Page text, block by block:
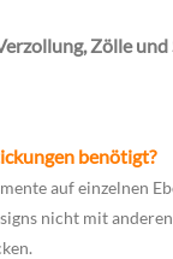
Zölle
benötigt?
auf einzelnen
nicht mit